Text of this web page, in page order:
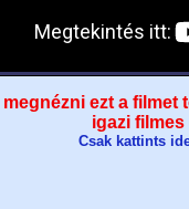
ezt a
igazi
Csak kattints